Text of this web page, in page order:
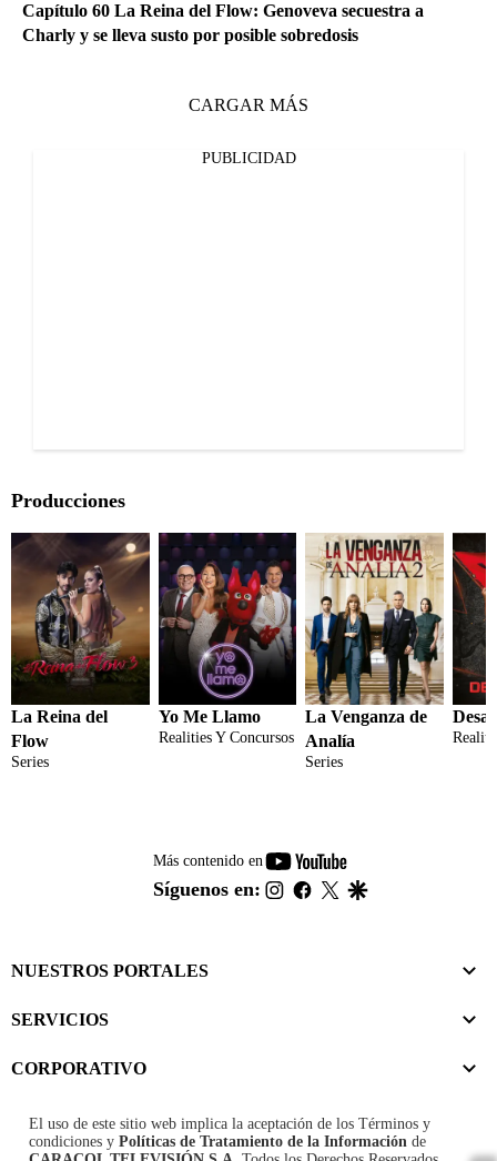
Capítulo 60 La Reina del Flow: Genoveva secuestra a
Charly y se lleva susto por posible sobredosis
CARGAR MÁS
PUBLICIDAD
Producciones
La Reina del
Flow
Series
Yo Me Llamo
Realities Y Concursos
La Venganza de
Analía
Series
Más contenido en
youtube-
footer
Síguenos en: instagram
facebook
twitter
NUESTROS PORTALES
SERVICIOS
CORPORATIVO
El uso de este sitio web implica la aceptación de los Términos y
condiciones y Políticas de Tratamiento de la Información de